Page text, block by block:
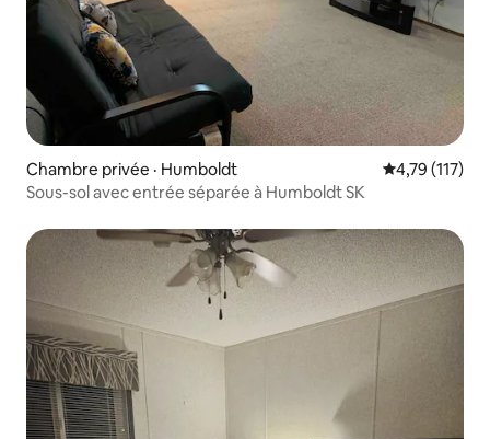
Chambre privée · Humboldt Note
4,79 (117)
Sous-sol avec entrée séparée à Humboldt SK